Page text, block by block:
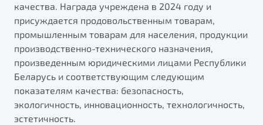
Элегантный и практичный седан
от 1 699 990 ₽*
Обзор В наличии
Узнайте о специальных выгодах при покупке
автомобиля Belgee
Подробно
качества. Награда учреждена в 2024 году и
присуждается продовольственным товарам,
промышленным товарам для населения, продукции
производственно-технического назначения,
произведенным юридическими лицами Республики
Беларусь и соответствующим следующим
показателям качества: безопасность,
экологичность, инновационность, технологичность,
эстетичность.